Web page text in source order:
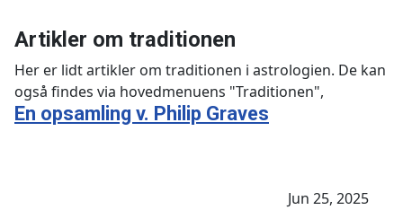
Artikler om traditionen
Her er lidt artikler om traditionen i astrologien. De kan
også findes via hovedmenuens "Traditionen",
En opsamling v. Philip Graves
Jun 25, 2025